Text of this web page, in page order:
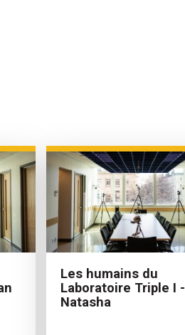
Les humains du
Laboratoire Triple I -
Natasha